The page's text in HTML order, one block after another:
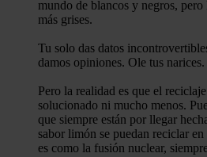
mundo de blancos y negros,
más grises.
Tu solo das datos
damos opiniones. Ole tus narices.
Pero la realidad es que el
solucionado ni mucho menos.
que siempre están por llegar
sabor limón se puedan reciclar
es como la fusión nuclear,